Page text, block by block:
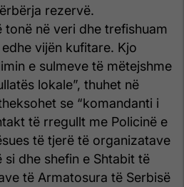
rezervë.
tonë në veri dhe trefishuam
vijën kufitare. Kjo
e sulmeve të mëtejshme
lokale”, thuhet në
se “komandanti i
të rregullt me Policinë e
të tjerë të organizatave
dhe shefin e Shtabit të
të Armatosura të Serbisë